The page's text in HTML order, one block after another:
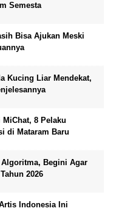
Semesta
Bisa Ajukan Meski
Kucing Liar Mendekat,
8 Pelaku
di Mataram Baru
Begini Agar
2026
Indonesia Ini